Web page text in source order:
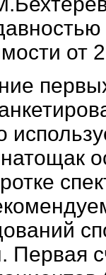
от
Первая